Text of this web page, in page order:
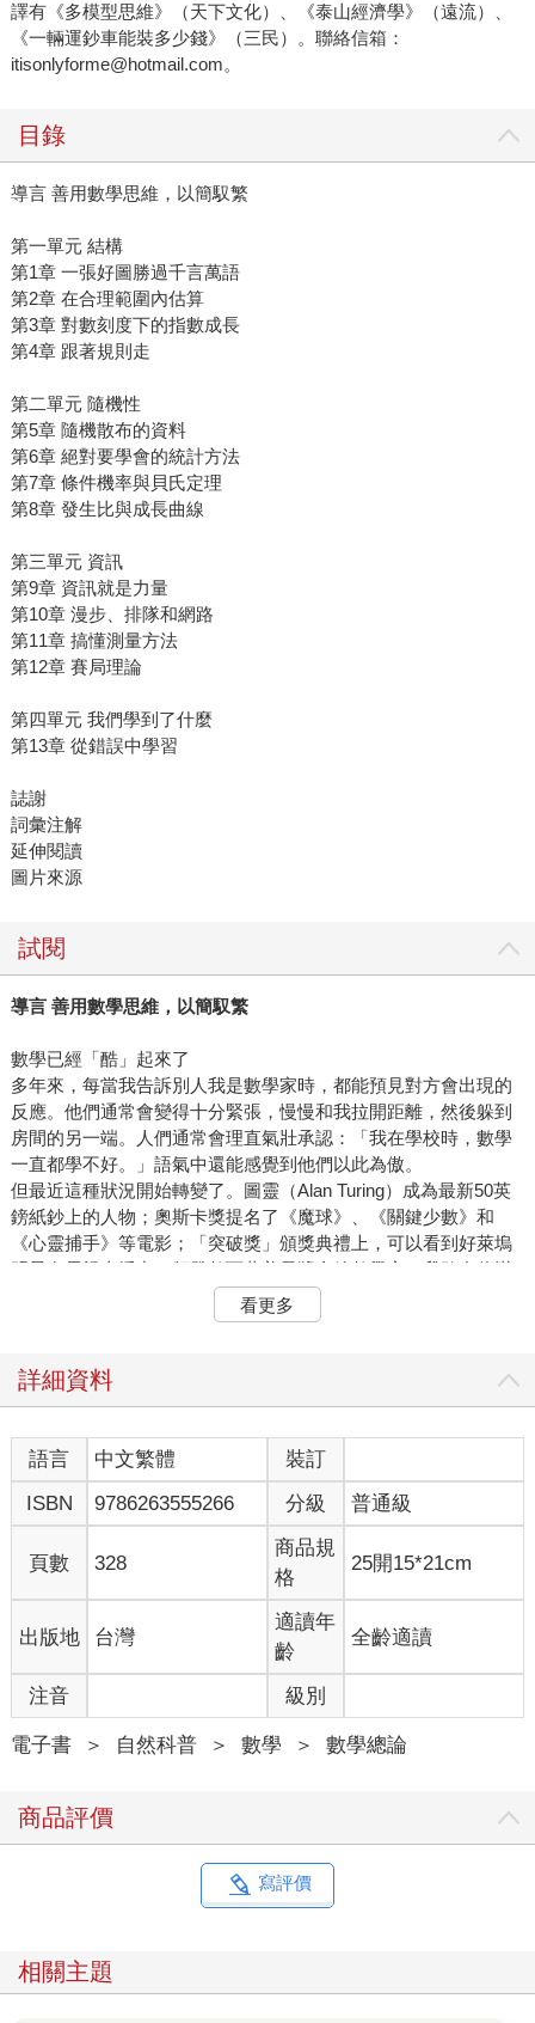
譯有《多模型思維》（天下文化）、《泰山經濟學》（遠流）、
《一輛運鈔車能裝多少錢》（三民）。聯絡信箱：
itisonlyforme@hotmail.com。
目錄
導言 善用數學思維，以簡馭繁
第一單元 結構
第1章 一張好圖勝過千言萬語
第2章 在合理範圍內估算
第3章 對數刻度下的指數成長
第4章 跟著規則走
第二單元 隨機性
第5章 隨機散布的資料
第6章 絕對要學會的統計方法
第7章 條件機率與貝氏定理
第8章 發生比與成長曲線
第三單元 資訊
第9章 資訊就是力量
第10章 漫步、排隊和網路
第11章 搞懂測量方法
第12章 賽局理論
第四單元 我們學到了什麼
第13章 從錯誤中學習
誌謝
詞彙注解
延伸閱讀
圖片來源
試閱
導言 善用數學思維，以簡馭繁
數學已經「酷」起來了
多年來，每當我告訴別人我是數學家時，都能預見對方會出現的
反應。他們通常會變得十分緊張，慢慢和我拉開距離，然後躲到
房間的另一端。人們通常會理直氣壯承認：「我在學校時，數學
一直都學不好。」語氣中還能感覺到他們以此為傲。
但最近這種狀況開始轉變了。圖靈（Alan Turing）成為最新50英
鎊紙鈔上的人物；奧斯卡獎提名了《魔球》、《關鍵少數》和
《心靈捕手》等電影；「突破獎」頒獎典禮上，可以看到好萊塢
明星在電視直播中，頒發數百萬美元獎金給數學家。我敢自信滿
滿的告訴大家，數學已經「酷」起來了。
數學愈來愈受大家重視的另一個重要原因，則是新冠肺炎疫情。
類社群媒體，都能看到視覺化資料。人們開始廣泛使用「指數」
疫情期間，我使用@BristOliver的推特帳號，以數學家的角度，發
表對新冠肺炎統計數據的解讀，盡可能幫助人們瞭解現在的狀
況，並且讓氾濫的數字變得更容易理解。在這個過程中，我不斷
感受到，原來我在英格蘭布里斯托大學傳授給大學生的數學技
巧，無論對任何人來說，都價值連城。
我們的生活已經逐漸受到資料和演算法支配。Siri完全可以聽懂我
們說的話；使用「Google翻譯」也能得到接近專業水準的譯文；
Netflix能夠將我們的觀看紀錄，與類似的使用者資料比對，藉此
推薦我們最可能喜愛的同類型影劇。
縱使如此，人們可能不清楚這類人工智慧和機器學習，實際上都
是建立在數學和統計學的基礎上。人工智慧和機器學習在二十一
世紀有了全新面貌，不斷提升的算力也提供了極大動能，但背後
隨機中找出結構和模式的技術，以及處理大量數據的嚴謹數學方
法等等概念。
大部分人都不清楚專業數學家整天在忙什麼，也許他們會認為我
們在計算複雜的微積分，或者互相較勁誰能記住最多圓周率的位
算是十分接近）。人們會這樣看待數學家，我們也要負起部分責
看更多
詳細資料
語言 中文繁體
裝訂
ISBN
9786263555266 分級 普通級
頁數 328
商品規
格
25開15*21cm
出版地 台灣
適讀年
齡
全齡適讀
注音 級別
電子書 ＞ 自然科普 ＞ 數學 ＞ 數學總論
商品評價
寫評價
相關主題